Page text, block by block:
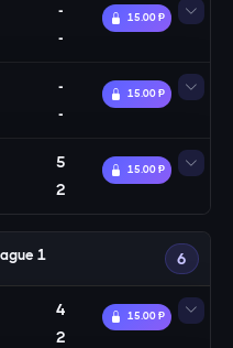
-
-
15.00 Ᵽ
-
-
15.00 Ᵽ
5
2
15.00 Ᵽ
1 6
4
2
15.00 Ᵽ